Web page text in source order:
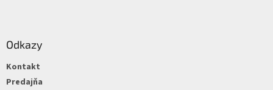
Odkazy
Kontakt
Predajňa